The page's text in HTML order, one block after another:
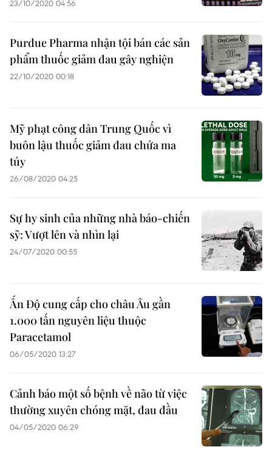
23/10/2020 04:56
Purdue Pharma nhận tội bán các sản
phẩm thuốc giảm đau gây nghiện
22/10/2020 00:18
Mỹ phạt công dân Trung Quốc vì
buôn lậu thuốc giảm đau chứa ma
túy
26/08/2020 04:25
Sự hy sinh của những nhà báo-chiến
sỹ: Vượt lên và nhìn lại
24/07/2020 00:55
Ấn Độ cung cấp cho châu Âu gần
1.000 tấn nguyên liệu thuộc
Paracetamol
06/05/2020 13:27
Cảnh báo một số bệnh về não từ việc
thường xuyên chóng mặt, đau đầu
04/05/2020 06:29